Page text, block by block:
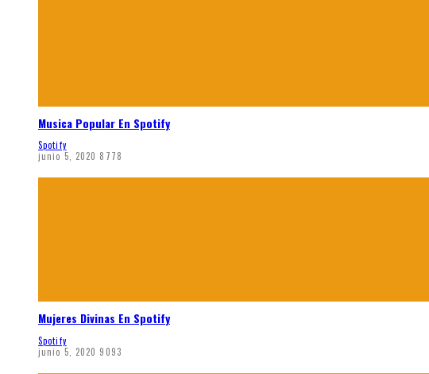
Musica Popular En Spotify
Spotify
junio 5, 2020 8778
Mujeres Divinas En Spotify
Spotify
junio 5, 2020 9093